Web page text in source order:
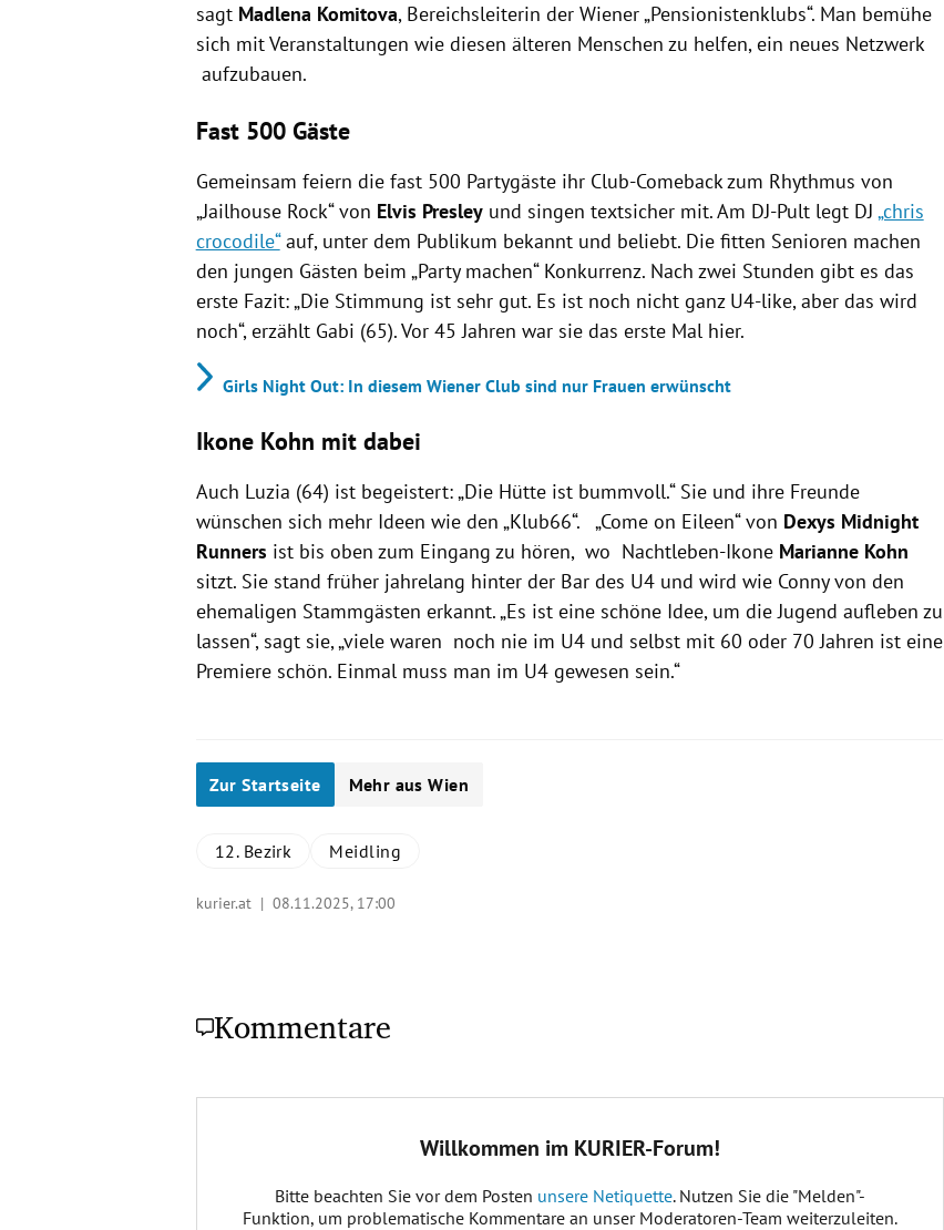
sagt Madlena Komitova, Bereichsleiterin der Wiener „Pensionistenklubs“. Man bemühe
sich mit Veranstaltungen wie diesen älteren Menschen zu helfen, ein neues Netzwerk
aufzubauen.
Fast 500 Gäste
Gemeinsam feiern die fast 500 Partygäste ihr Club-Comeback zum Rhythmus von
„Jailhouse Rock“ von Elvis Presleyund singen textsicher mit. Am DJ-Pult legt DJ „chris
crocodile“auf, unter dem Publikum bekannt und beliebt.Die fitten Senioren machen
den jungen Gästen beim „Party machen“ Konkurrenz. Nach zwei Stunden gibt es das
erste Fazit: „Die Stimmung ist sehr gut. Es ist noch nicht ganz U4-like, aber das wird
noch“, erzählt Gabi (65). Vor 45 Jahren war sie das erste Mal hier.
Girls Night Out: In diesem Wiener Club sind nur Frauen erwünscht
Ikone Kohn mit dabei
Auch Luzia (64) ist begeistert: „Die Hütte ist bummvoll.“ Sie und ihre Freunde
wünschen sich mehr Ideen wie den „Klub66“. „Come on Eileen“ von Dexys Midnight
Runners ist bis oben zum Eingang zu hören, wo Nachtleben-Ikone Marianne Kohn
sitzt. Sie stand früher jahrelang hinter der Bar des U4 und wird wie Conny von den
ehemaligen Stammgästen erkannt. „Es ist eine schöne Idee, um die Jugend aufleben zu
lassen“, sagt sie, „viele waren noch nie im U4 und selbst mit 60 oder 70 Jahren ist eine
Premiere schön. Einmal muss man im U4 gewesen sein.“
Zur Startseite Mehr aus Wien
12. Bezirk Meidling
kurier.at | 08.11.2025, 17:00
Kommentare